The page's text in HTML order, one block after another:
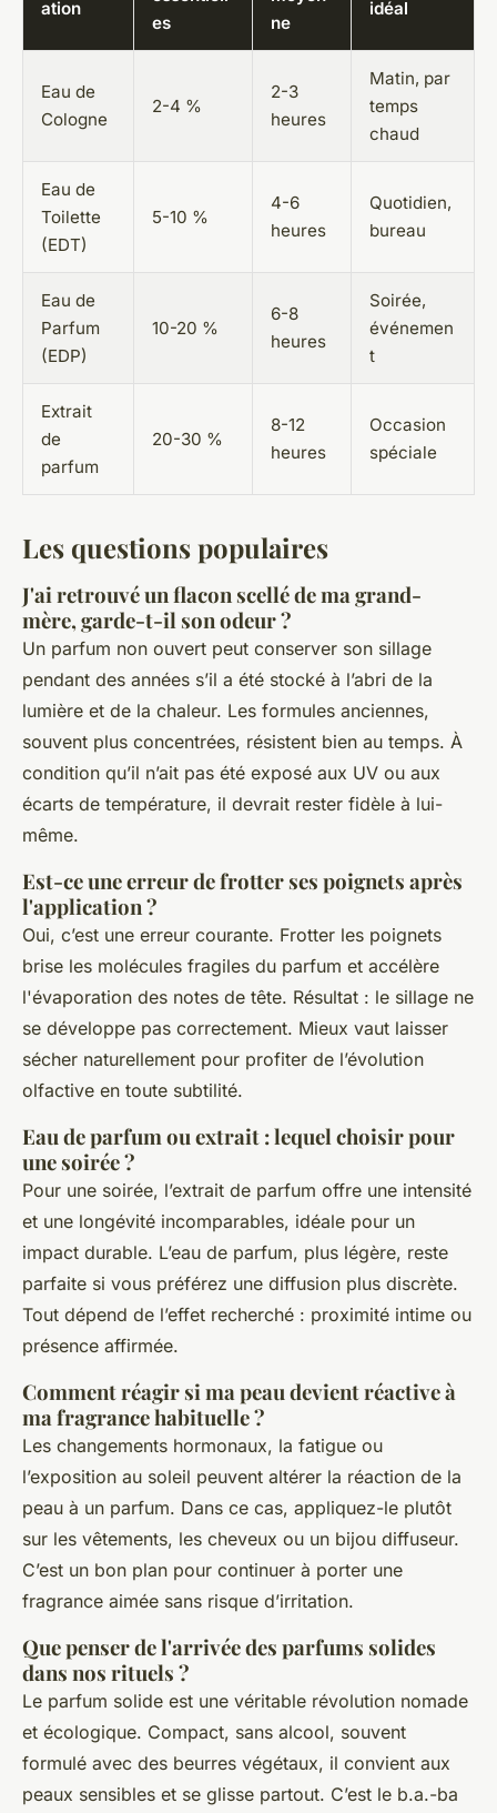
ation
es
ne
idéal
Eau de
Cologne
2-4 %
2-3
heures
Matin, par
temps
chaud
Eau de
Toilette
(EDT)
5-10 %
4-6
heures
Quotidien,
bureau
Eau de
Parfum
(EDP)
10-20 %
6-8
heures
Soirée,
événemen
t
Extrait
de
parfum
20-30 %
8-12
heures
Occasion
spéciale
Les questions populaires
J'ai retrouvé un flacon scellé de ma grand-
mère, garde-t-il son odeur ?
Un parfum non ouvert peut conserver son sillage
pendant des années s’il a été stocké à l’abri de la
lumière et de la chaleur. Les formules anciennes,
souvent plus concentrées, résistent bien au temps. À
condition qu’il n’ait pas été exposé aux UV ou aux
écarts de température, il devrait rester fidèle à lui-
même.
Est-ce une erreur de frotter ses poignets après
l'application ?
Oui, c’est une erreur courante. Frotter les poignets
brise les molécules fragiles du parfum et accélère
l'évaporation des notes de tête. Résultat : le sillage ne
se développe pas correctement. Mieux vaut laisser
sécher naturellement pour profiter de l’évolution
olfactive en toute subtilité.
Eau de parfum ou extrait : lequel choisir pour
une soirée ?
Pour une soirée, l’extrait de parfum offre une intensité
et une longévité incomparables, idéale pour un
impact durable. L’eau de parfum, plus légère, reste
parfaite si vous préférez une diffusion plus discrète.
Tout dépend de l’effet recherché : proximité intime ou
présence affirmée.
Comment réagir si ma peau devient réactive à
ma fragrance habituelle ?
Les changements hormonaux, la fatigue ou
l’exposition au soleil peuvent altérer la réaction de la
peau à un parfum. Dans ce cas, appliquez-le plutôt
sur les vêtements, les cheveux ou un bijou diffuseur.
C’est un bon plan pour continuer à porter une
fragrance aimée sans risque d’irritation.
Que penser de l'arrivée des parfums solides
dans nos rituels ?
Le parfum solide est une véritable révolution nomade
et écologique. Compact, sans alcool, souvent
formulé avec des beurres végétaux, il convient aux
peaux sensibles et se glisse partout. C’est le b.a.-ba